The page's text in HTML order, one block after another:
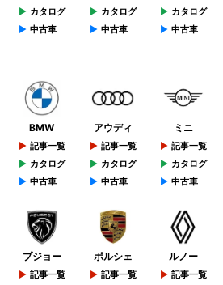
カタログ
中古車
カタログ
中古車
カタログ
中古車
BMW
記事一覧
カタログ
中古車
アウディ
記事一覧
カタログ
中古車
ミニ
記事一覧
カタログ
中古車
プジョー
記事一覧
ポルシェ
記事一覧
ルノー
記事一覧